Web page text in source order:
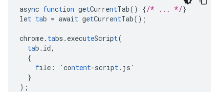
async function getCurrentTab() {/* ... */}
let tab = await getCurrentTab();
chrome. tabs.executeScript(
tab.id,
{
file : 'content-script.js'
}
);